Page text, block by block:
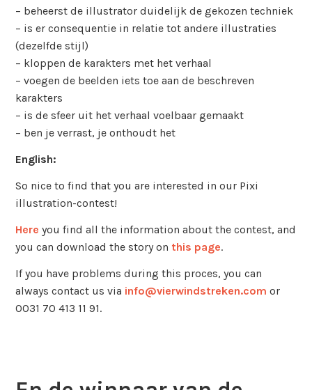
– beheerst de illustrator duidelijk de gekozen techniek
– is er consequentie in relatie tot andere illustraties
(dezelfde stijl)
– kloppen de karakters met het verhaal
– voegen de beelden iets toe aan de beschreven
karakters
– is de sfeer uit het verhaal voelbaar gemaakt
– ben je verrast, je onthoudt het
English:
So nice to find that you are interested in our Pixi
illustration-contest!
Here you find all the information about the contest, and
you can download the story on this page.
If you have problems during this proces, you can
always contact us via info@vierwindstreken.com or
0031 70 413 11 91.